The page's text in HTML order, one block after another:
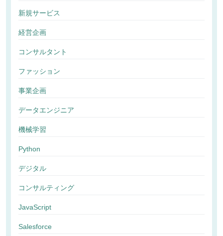
新規サービス
経営企画
コンサルタント
ファッション
事業企画
データエンジニア
機械学習
Python
デジタル
コンサルティング
JavaScript
Salesforce